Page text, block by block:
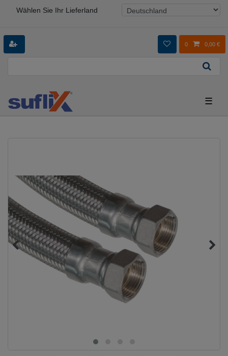
Wählen Sie Ihr Lieferland
0 0,00 €
☰